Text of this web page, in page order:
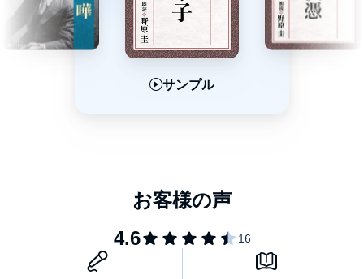
サンプル